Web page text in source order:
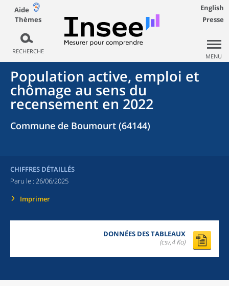
Aide
Thèmes
RECHERCHE
English
Presse
MENU
Population active, emploi et
chômage au sens du
recensement en 2022
Commune de Boumourt (64144)
CHIFFRES DÉTAILLÉS
Paru le : 26/06/2025
Imprimer
DONNÉES DES TABLEAUX
(csv,4 Ko)